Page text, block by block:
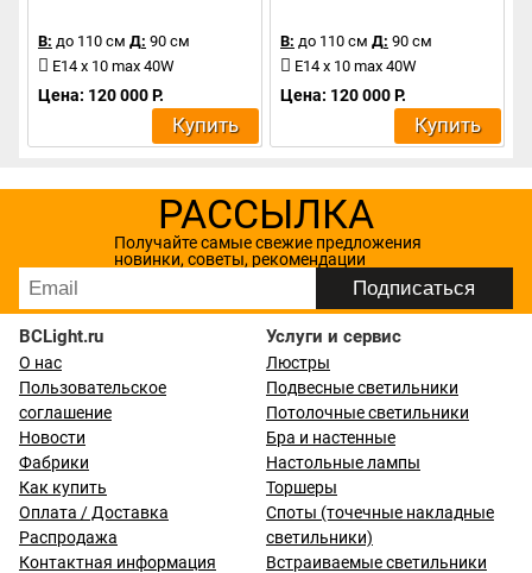
В: до 110 см Д: 90 см
E14 x 10 max 40W
Цена: 120 000 Р.
Купить
В: до 110 см Д: 90 см
E14 x 10 max 40W
Цена: 120 000 Р.
Купить
РАССЫЛКА
Получайте самые свежие предложения
новинки, советы, рекомендации
BCLight.ru
О нас
Пользовательское
соглашение
Новости
Фабрики
Как купить
Оплата / Доставка
Распродажа
Контактная информация
Услуги и сервис
Люстры
Подвесные светильники
Потолочные светильники
Бра и настенные
Настольные лампы
Торшеры
Споты (точечные накладные
светильники)
Встраиваемые светильники